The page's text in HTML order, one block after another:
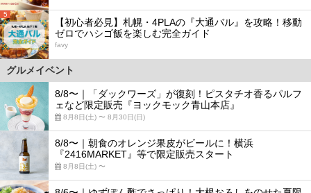
5
【初心者必見】札幌・4PLAの『大通バル』を攻略！移動
ゼロでハシゴ飯を楽しむ完全ガイド
favy
グルメイベント
8/8〜｜「ダックワーズ」が復刻！ピスタチオ香るパルフ
ェなど限定販売『ヨックモック青山本店』
8月8日(土) 〜 8月30日(日)
8/8〜｜朝食のオレンジ果皮がビールに！横浜
『2416MARKET』等で限定販売スタート
8月8日(土) 〜